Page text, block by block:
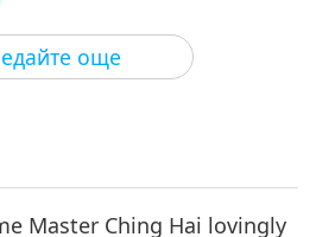
още
2020-05-03 3323
Master Ching Hai lovingly